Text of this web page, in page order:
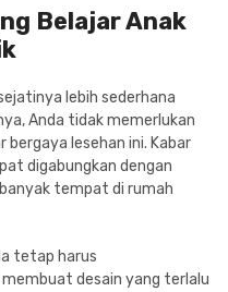
Belajar Anak
lebih sederhana
Anda tidak memerlukan
lesehan ini. Kabar
digabungkan dengan
tempat di rumah
tetap harus
desain yang terlalu